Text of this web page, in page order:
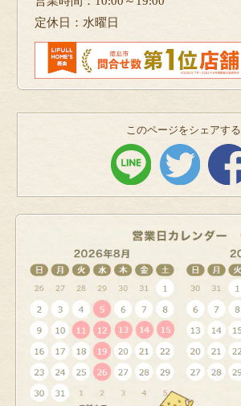
定休日：水曜日
このページをシェアする